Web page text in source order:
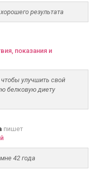
результата
показания и
улучшить свой
белковую диету
пишет
42 года